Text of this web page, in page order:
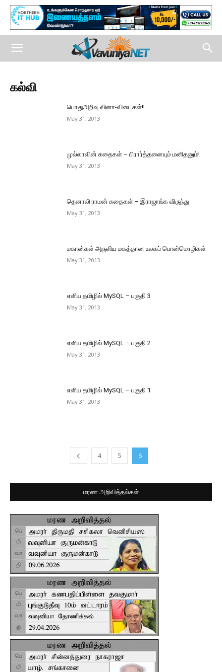
கல்வி
பொதுஅறிவு வினா-விடைகள்!!
May 31, 2013
முல்லாவின் கதைகள் – பிரார்த்தனையும் மனிதனும்!
May 31, 2013
தெனாலி ராமன் கதைகள் – இராஜாங்க விருந்து
May 31, 2013
மகான்கள் அருளிய மகத்தான உலகப் பொன்மொழிகள்
May 31, 2013
எளிய தமிழில் MySQL – பகுதி 3
May 31, 2013
எளிய தமிழில் MySQL – பகுதி 2
May 31, 2013
எளிய தமிழில் MySQL – பகுதி 1
May 31, 2013
4 5 6
மரண அறிவித்தல்கள்